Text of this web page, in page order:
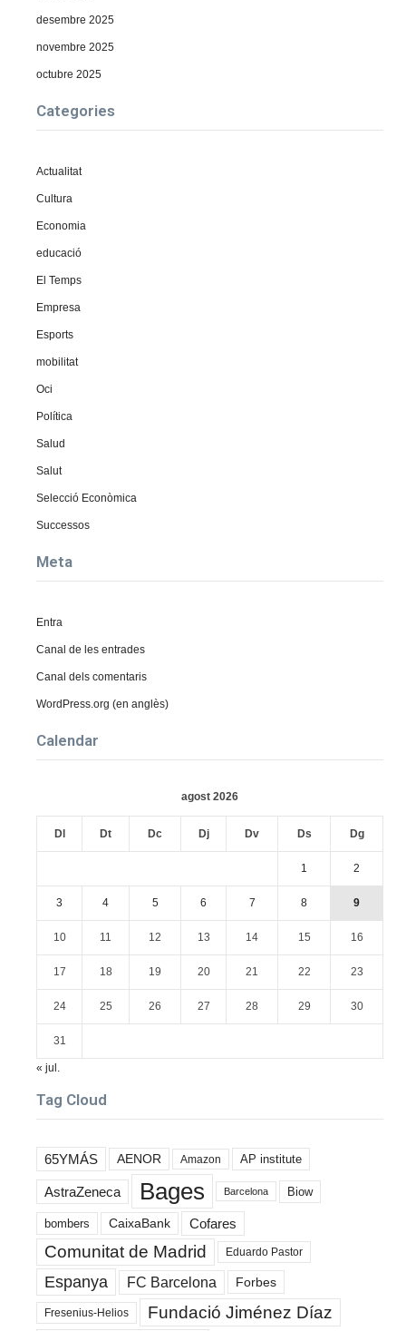
desembre 2025
novembre 2025
octubre 2025
Categories
Actualitat
Cultura
Economia
educació
El Temps
Empresa
Esports
mobilitat
Oci
Política
Salud
Salut
Selecció Econòmica
Successos
Meta
Entra
Canal de les entrades
Canal dels comentaris
WordPress.org (en anglès)
Calendar
agost 2026
Dl Dt Dc Dj Dv Ds Dg
1 2
3 4 5 6 7 8 9
10 11 12 13 14 15 16
17 18 19 20 21 22 23
24 25 26 27 28 29 30
31
« jul.
Tag Cloud
65YMÁS AENOR Amazon AP institute
AstraZeneca Bages Barcelona Biow
bombers CaixaBank Cofares
Comunitat de Madrid Eduardo Pastor
Espanya FC Barcelona Forbes
Fresenius-Helios Fundació Jiménez Díaz